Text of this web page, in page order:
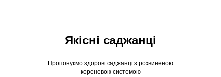
Пропонуємо здорові саджанці з розвиненою
кореневою системою
Якісні саджанці